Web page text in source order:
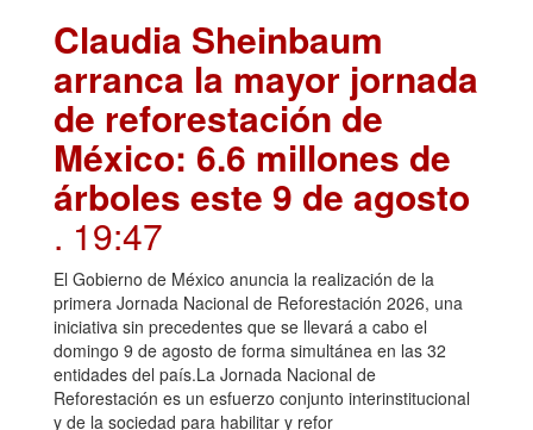
Claudia Sheinbaum
arranca la mayor jornada
de reforestación de
México: 6.6 millones de
árboles este 9 de agosto
. 19:47
El Gobierno de México anuncia la realización de la
primera Jornada Nacional de Reforestación 2026, una
iniciativa sin precedentes que se llevará a cabo el
domingo 9 de agosto de forma simultánea en las 32
entidades del país.La Jornada Nacional de
Reforestación es un esfuerzo conjunto interinstitucional
y de la sociedad para habilitar y refor